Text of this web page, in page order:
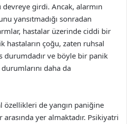
girdi. Ancak, alarmın
yansıtmadığı sonradan
hastalar üzerinde ciddi bir
hastaların çoğu, zaten ruhsal
durumdadır ve böyle bir panik
daha da
özellikleri de yangın paniğine
yer almaktadır. Psikiyatri